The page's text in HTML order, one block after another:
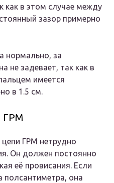
как в этом случае между
зазор примерно
нормально, за
не задевает, так как в
имеется
в 1.5 см.
ГРМ
ГРМ нетрудно
Он должен постоянно
её провисания. Если
полсантиметра, она